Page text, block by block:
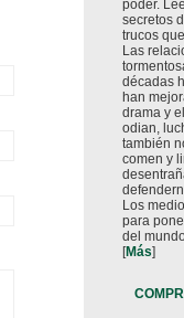
poder.
secretos
trucos
Las
décadas
han
drama y
odian,
también
comen y
Los
para
del
[Más]